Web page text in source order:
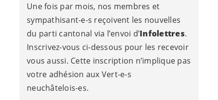
Une fois par mois, nos membres et
sympathisant-e-s reçoivent les nouvelles
du parti cantonal via l’envoi d’Infolettres.
Inscrivez-vous ci-dessous pour les recevoir
vous aussi. Cette inscription n’implique pas
votre adhésion aux Vert-e-s
neuchâtelois-es.